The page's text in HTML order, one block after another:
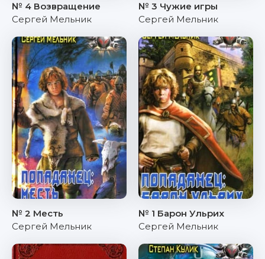
№ 4 Возвращение
Сергей Мельник
№ 3 Чужие игры
Сергей Мельник
№ 2 Месть
Сергей Мельник
№ 1 Барон Ульрих
Сергей Мельник